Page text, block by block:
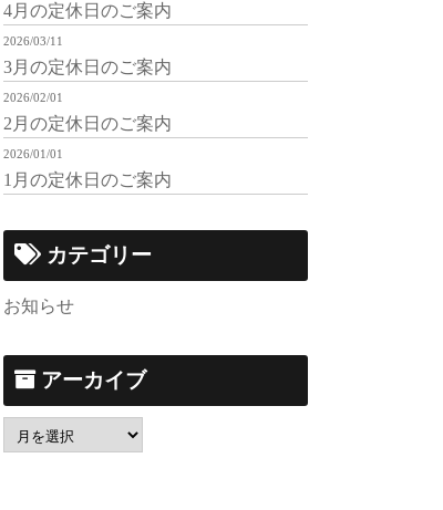
4月の定休日のご案内
2026/03/11
3月の定休日のご案内
2026/02/01
2月の定休日のご案内
2026/01/01
1月の定休日のご案内
カテゴリー
お知らせ
アーカイブ